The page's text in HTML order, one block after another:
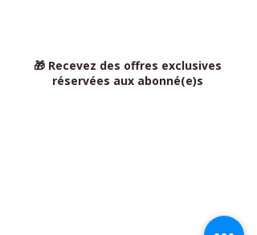
🎁 Recevez des offres exclusives
réservées aux abonné(e)s